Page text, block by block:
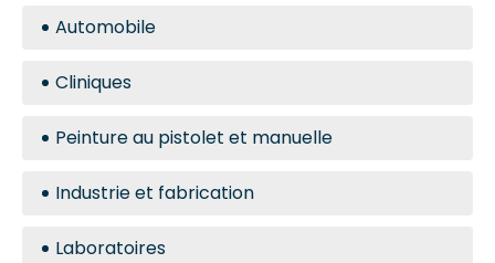
Automobile
Cliniques
Peinture au pistolet et manuelle
Industrie et fabrication
Laboratoires